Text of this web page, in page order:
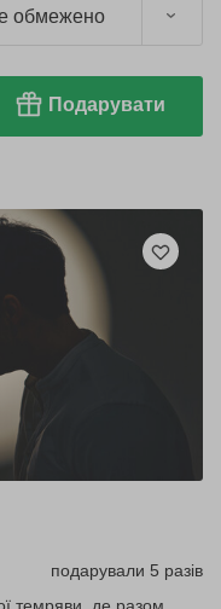
обмежено
Подарувати
подарували 5 разів